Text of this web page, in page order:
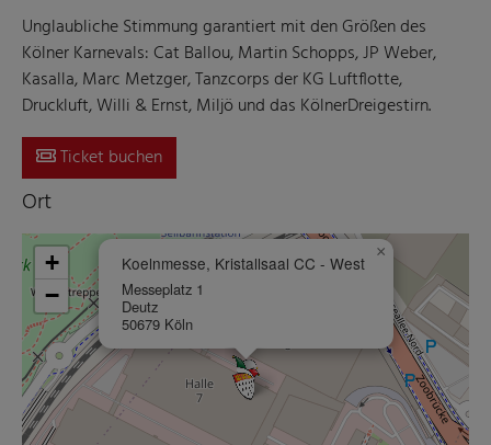
Unglaubliche Stimmung garantiert mit den Größen des
Kölner Karnevals: Cat Ballou, Martin Schopps, JP Weber,
Kasalla, Marc Metzger, Tanzcorps der KG Luftflotte,
Druckluft, Willi & Ernst, Miljö und das KölnerDreigestirn.
Ticket buchen
Ort
Koelnmesse, Kristallsaal CC - West
Messeplatz 1
Deutz
50679 Köln
×
+
−